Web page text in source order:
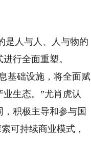
人与人、人与物的
行全面重塑。
基础设施，将全面赋
生态。”尤肖虎认
积极主导和参与国
可持续商业模式，